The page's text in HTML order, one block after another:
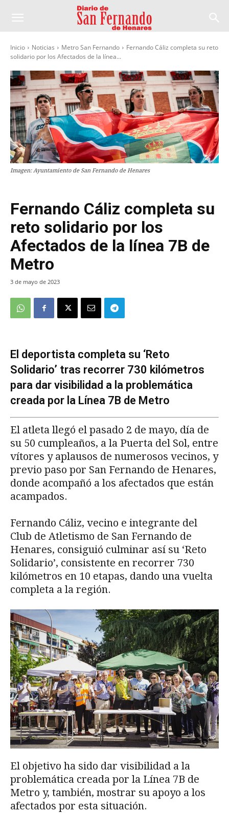
Inicio Noticias Metro San Fernando
Fernando Cáliz completa su reto
solidario por los Afectados de la línea...
Imagen: Ayuntamiento de San Fernando de Henares
Fernando Cáliz completa su
reto solidario por los
Afectados de la línea 7B de
Metro
3 de mayo de 2023
El deportista completa su ‘Reto
Solidario’ tras recorrer 730 kilómetros
para dar visibilidad a la problemática
creada por la Línea 7B de Metro
El atleta llegó el pasado 2 de mayo, día de
su 50 cumpleaños, a la Puerta del Sol, entre
vítores y aplausos de numerosos vecinos, y
previo paso por San Fernando de Henares,
donde acompañó a los afectados que están
acampados.
Fernando Cáliz, vecino e integrante del
Club de Atletismo de San Fernando de
Henares, consiguió culminar así su ‘Reto
Solidario’, consistente en recorrer 730
kilómetros en 10 etapas, dando una vuelta
completa a la región.
El objetivo ha sido dar visibilidad a la
problemática creada por la Línea 7B de
Metro y, también, mostrar su apoyo a los
afectados por esta situación.